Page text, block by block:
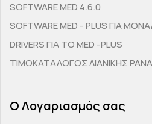
SOFTWARE MED 4.6.0
SOFTWARE MED - PLUS ΓΙΑ
DRIVERS ΓΙΑ ΤΟ MED -PLUS
ΤΙΜΟΚΑΤΑΛΟΓΟΣ ΛΙΑΝΙΚΗΣ
Ο Λογαριασμός σας